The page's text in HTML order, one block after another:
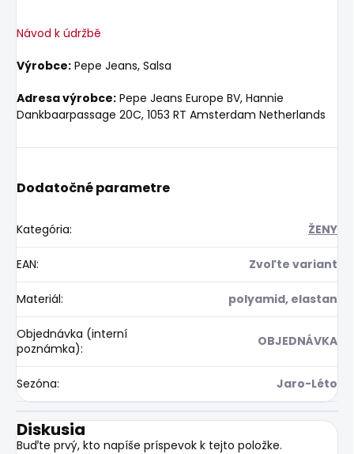
Návod k údržbě
Výrobce: Pepe Jeans, Salsa
Adresa výrobce: Pepe Jeans Europe BV, Hannie
Dankbaarpassage 20C, 1053 RT Amsterdam Netherlands
Dodatočné parametre
Kategória: ŽENY
EAN: Zvoľte variant
Materiál: polyamid, elastan
Objednávka (interní
poznámka): OBJEDNÁVKA
Sezóna: Jaro-Léto
Diskusia
Buďte prvý, kto napíše príspevok k tejto položke.